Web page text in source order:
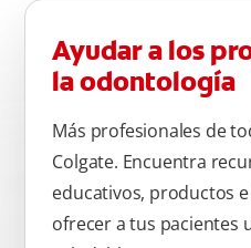
Ayudar a los
la odontología
Más profesionales de
Colgate. Encuentra
educativos, productos
ofrecer a tus pacientes